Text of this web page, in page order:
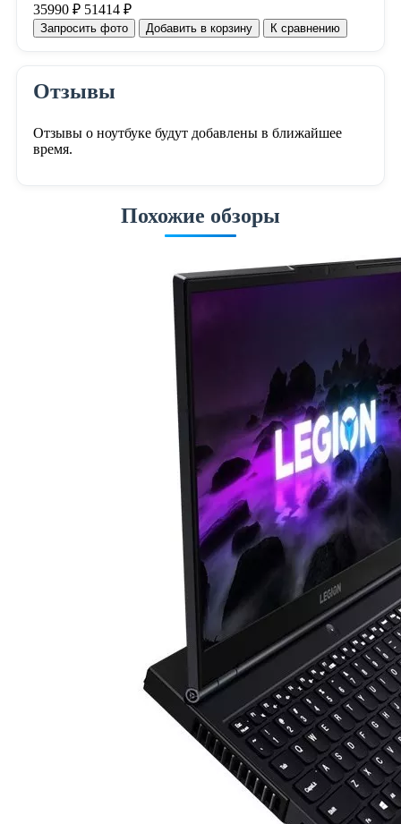
35990 ₽ 51414 ₽
Запросить фото Добавить в корзину К сравнению
Отзывы
Отзывы о ноутбуке будут добавлены в ближайшее
время.
Похожие обзоры